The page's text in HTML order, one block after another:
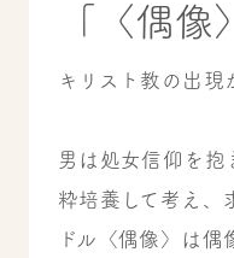
「〈偶像
キリスト教の出現
男は処女信仰を抱
粋培養して考え、
ドル〈偶像〉は